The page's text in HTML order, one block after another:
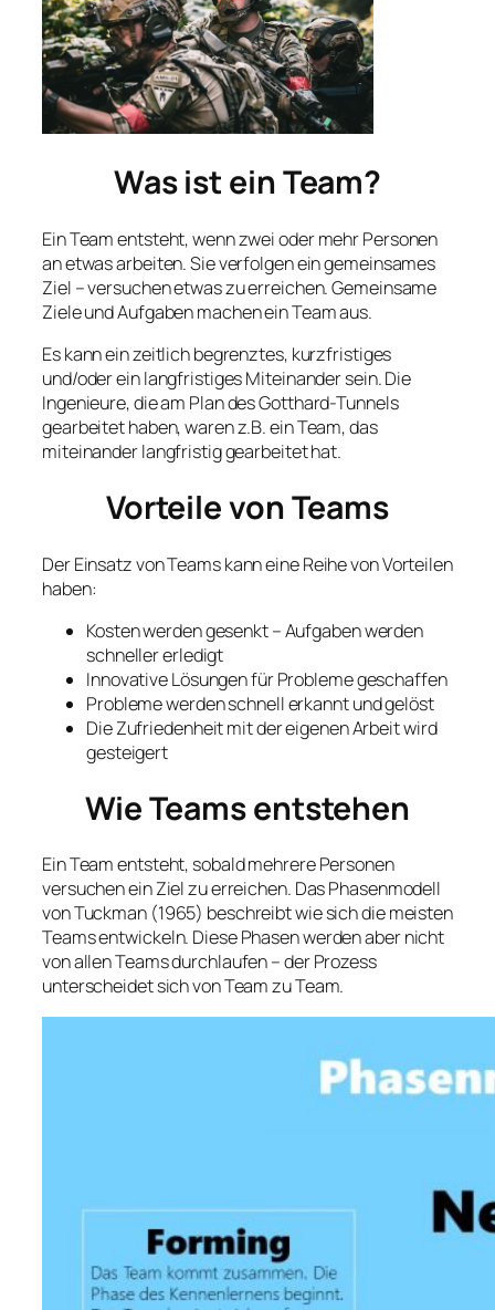
Was ist ein Team?
Ein Team entsteht, wenn zwei oder mehr Personen
an etwas arbeiten. Sie verfolgen ein gemeinsames
Ziel – versuchen etwas zu erreichen. Gemeinsame
Ziele und Aufgaben machen ein Team aus.
Es kann ein zeitlich begrenztes, kurzfristiges
und/oder ein langfristiges Miteinander sein. Die
Ingenieure, die am Plan des Gotthard-Tunnels
gearbeitet haben, waren z.B. ein Team, das
miteinander langfristig gearbeitet hat.
Vorteile von Teams
Der Einsatz von Teams kann eine Reihe von Vorteilen
haben:
Kosten werden gesenkt – Aufgaben werden
schneller erledigt
Innovative Lösungen für Probleme geschaffen
Probleme werden schnell erkannt und gelöst
Die Zufriedenheit mit der eigenen Arbeit wird
gesteigert
Wie Teams entstehen
Ein Team entsteht, sobald mehrere Personen
versuchen ein Ziel zu erreichen. Das Phasenmodell
von Tuckman (1965) beschreibt wie sich die meisten
Teams entwickeln. Diese Phasen werden aber nicht
von allen Teams durchlaufen – der Prozess
unterscheidet sich von Team zu Team.